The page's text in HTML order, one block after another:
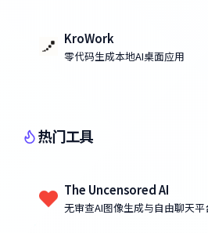
KroWork
零代码生成本地AI桌面应用
热门工具
The Uncensored AI
无审查AI图像生成与自由聊天平